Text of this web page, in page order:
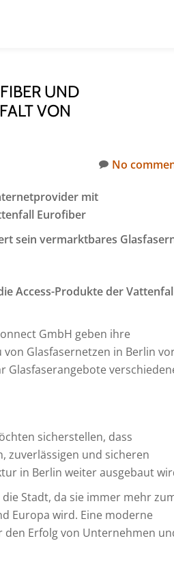
UND
VON
No
mit
Eurofiber
sein vermarktbares
Access-Produkte der
GmbH geben ihre
Glasfasernetzen in Berlin
Glasfaserangebote
sicherstellen, dass
zuverlässigen und sicheren
in Berlin weiter ausgebaut
Stadt, da sie immer mehr
Europa wird. Eine moderne
Erfolg von Unternehmen